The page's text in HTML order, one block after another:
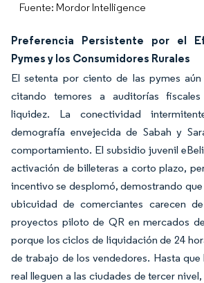
Fuente: Mordor Intelligence
Preferencia Persistente por el
Pymes y los Consumidores Rurales
El setenta por ciento de las pymes
citando temores a auditorías
liquidez. La conectividad
demografía envejecida de Sabah y
comportamiento. El subsidio juvenil
activación de billeteras a corto plazo,
incentivo se desplomó, demostrando
ubicuidad de comerciantes carecen
proyectos piloto de QR en mercados
porque los ciclos de liquidación de 24
de trabajo de los vendedores. Hasta
real lleguen a las ciudades de tercer